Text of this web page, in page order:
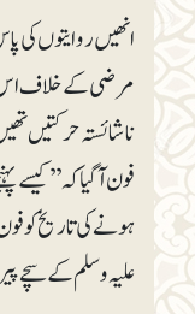
انھیں روایتوں کی
مرضی کے خلاف اس
ناشائستہ حرکتیں
فون آگیا کہ
ہونے کی تاریخ کو
علیہ وسلم کے سچے